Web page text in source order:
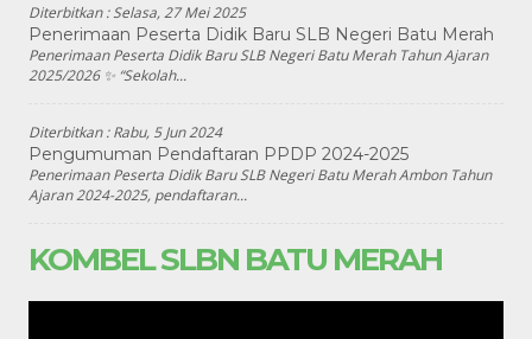
Diterbitkan :Selasa, 27 Mei 2025
Penerimaan Peserta Didik Baru SLB Negeri Batu Merah
Penerimaan Peserta Didik Baru SLB Negeri Batu Merah Tahun Ajaran
2025/2026 ✨ “Sekolah...
Diterbitkan :Rabu, 5 Jun 2024
Pengumuman Pendaftaran PPDP 2024-2025
Penerimaan Peserta Didik Baru SLB Negeri Batu Merah Ambon Tahun
Ajaran 2024-2025, pendaftaran...
KOMBEL SLBN BATU MERAH